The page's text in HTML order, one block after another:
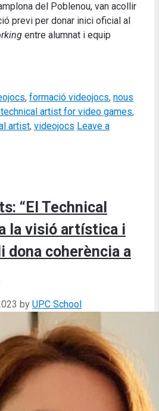
del Poblenou, van acollir
previ per donar inici oficial al
entre alumnat i equip
, formació videojocs, nous
artist for video games,
artist, videojocs Leave a
“El Technical
la visió artística i
dona coherència a
by UPC School